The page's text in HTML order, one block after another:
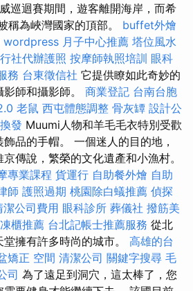
巡迴賽期間，遊客離開海岸，而希
稱為峽灣國家的頂部。 buffet外燴
wordpress 月子中心推薦 塔位風水
社代辦護照 按摩師執照培訓 眼科
務 台東徵信社 它提供瞭如此奇妙的
師和攝影師。 商業登記 台南台胞
老鼠 西屯體態調整 骨灰罈 設計公
發 Muumi人物和羊毛毛衣特別受歡
品的手帽。 一個迷人的目的地，
傳說，繁榮的文化遺產和小漁村。
專業課程 貨運行 自助餐外燴 自助
師 護照過期 桃園除白蟻推薦 偵探
潔公司費用 眼科診所 葬儀社 撥筋美
櫃推薦 台北記帳士推薦服務 從北
擁有許多時尚的城市。 高雄的台
矯正 空間 清潔公司 關鍵字搜尋 毛
司 為了遠足到洞穴，這太棒了，您